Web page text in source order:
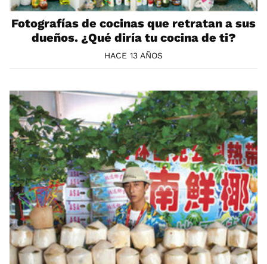
Fotografías de cocinas que retratan a sus
dueños. ¿Qué diría tu cocina de ti?
HACE 13 AÑOS